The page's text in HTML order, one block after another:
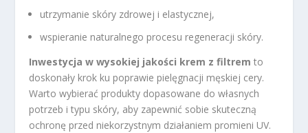
utrzymanie skóry zdrowej i elastycznej,
wspieranie naturalnego procesu regeneracji skóry.
Inwestycja w wysokiej jakości krem z filtrem to
doskonały krok ku poprawie pielęgnacji męskiej cery.
Warto wybierać produkty dopasowane do własnych
potrzeb i typu skóry, aby zapewnić sobie skuteczną
ochronę przed niekorzystnym działaniem promieni UV.